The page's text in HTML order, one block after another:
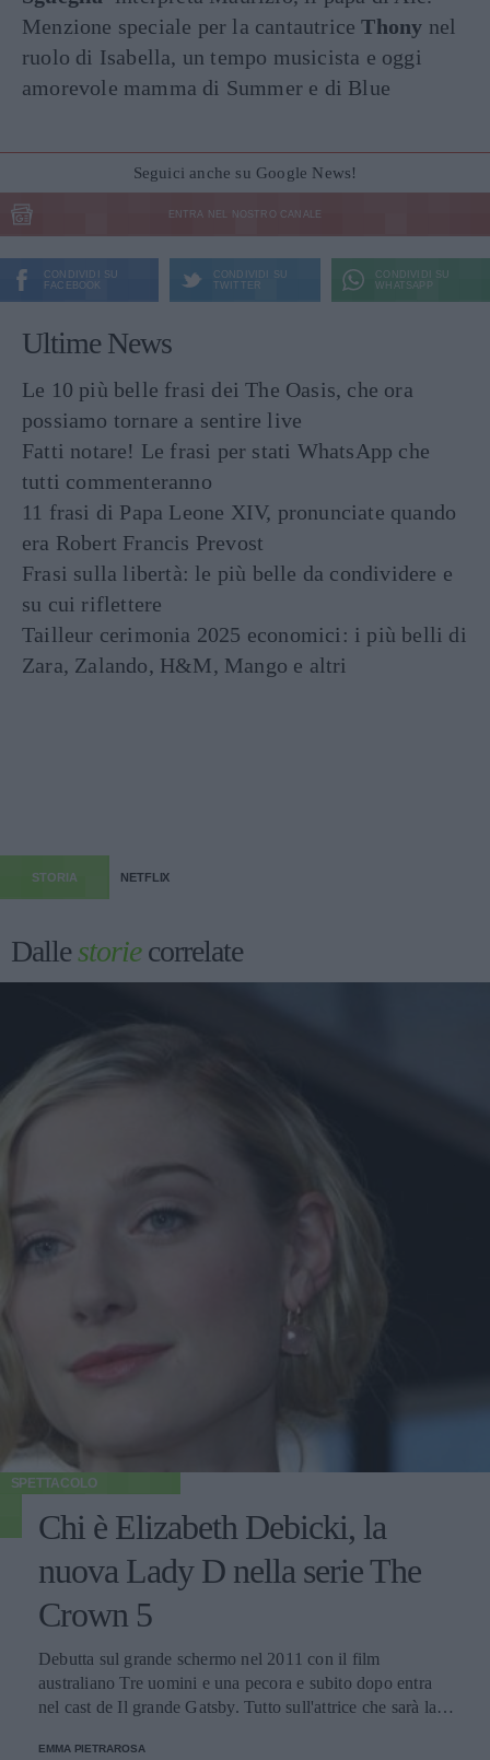
Menzione speciale per la cantautrice Thony nel
ruolo di Isabella, un tempo musicista e oggi
amorevole mamma di Summer e di Blue
Seguici anche su Google News!
ENTRA NEL NOSTRO CANALE
CONDIVIDI SU
FACEBOOK
CONDIVIDI SU
TWITTER
CONDIVIDI SU
WHATSAPP
Ultime News
Le 10 più belle frasi dei The Oasis, che ora
possiamo tornare a sentire live
Fatti notare! Le frasi per stati WhatsApp che
tutti commenteranno
11 frasi di Papa Leone XIV, pronunciate quando
era Robert Francis Prevost
Frasi sulla libertà: le più belle da condividere e
su cui riflettere
Tailleur cerimonia 2025 economici: i più belli di
Zara, Zalando, H&M, Mango e altri
STORIA NETFLIX
Dallestoriecorrelate
SPETTACOLO
Chi è Elizabeth Debicki, la
nuova Lady D nella serie The
Crown 5
Debutta sul grande schermo nel 2011 con il film
australiano Tre uomini e una pecora e subito dopo entra
nel cast de Il grande Gatsby. Tutto sull'attrice che sarà la
EMMA PIETRAROSA